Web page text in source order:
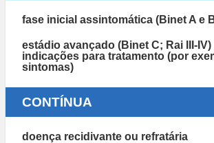
fase inicial assintomática (Binet A e
estádio avançado (Binet C; Rai III-
indicações para tratamento (por
sintomas)
CONTÍNUA
doença recidivante ou refratária